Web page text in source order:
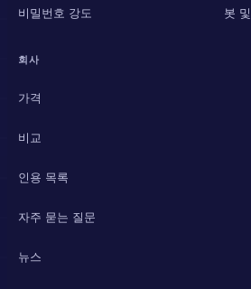
비밀번호 강도 봇
회사
가격
비교
인용 목록
자주 묻는 질문
뉴스